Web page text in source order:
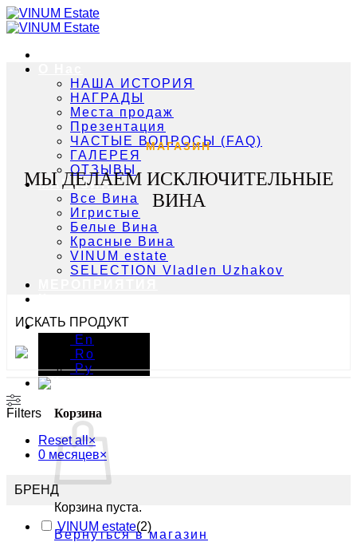
Skip
to
НАША ИСТОРИЯ
НАГРАДЫ
Места продаж
Презентация
ЧАСТЫЕ ВОПРОСЫ (FAQ)
ГАЛЕРЕЯ
ОТЗЫВЫ
МАГАЗИН
Все Вина
Игристые
Белые Вина
Красные Вина
VINUM estate
SELECTION Vladlen Uzhakov
Ру
En
Ro
Ру
Корзина
Корзина пуста.
Вернуться в магазин
МАГАЗИН
МЫ ДЕЛАЕМ ИСКЛЮЧИТЕЛЬНЫЕ
ВИНА
ИСКАТЬ ПРОДУКТ
Filters
Reset all×
0 месяцев×
БРЕНД
VINUM estate(2)